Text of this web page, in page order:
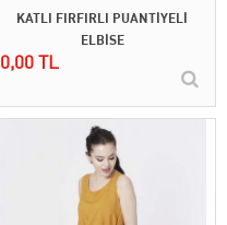
KATLI FIRFIRLI PUANTİYELİ
ELBİSE
0,00 TL